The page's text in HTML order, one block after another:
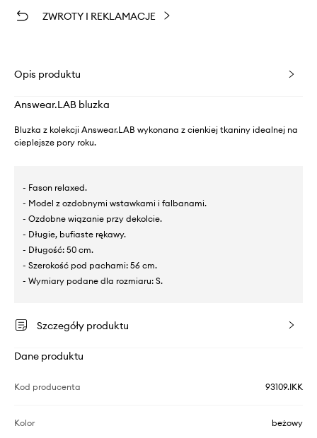
ZWROTY I REKLAMACJE
Opis produktu
Answear.LAB bluzka
Bluzka z kolekcji Answear.LAB wykonana z cienkiej tkaniny idealnej na
cieplejsze pory roku.
- Fason relaxed.
- Model z ozdobnymi wstawkami i falbanami.
- Ozdobne wiązanie przy dekolcie.
- Długie, bufiaste rękawy.
- Długość: 50 cm.
- Szerokość pod pachami: 56 cm.
- Wymiary podane dla rozmiaru: S.
Szczegóły produktu
Dane produktu
Kod producenta 93109.IKK
Kolor beżowy